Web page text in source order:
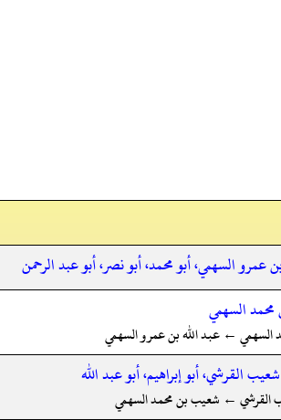
عمرو السهمي، أبو محمد، أبو نصر، أبو عبد الرحمن
السهمي
← عبد الله بن عمرو السهمي
القرشي، أبو إبراهيم، أبو عبد الله
القرشي ← شعيب بن محمد السهمي